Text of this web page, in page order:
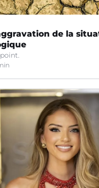
de la